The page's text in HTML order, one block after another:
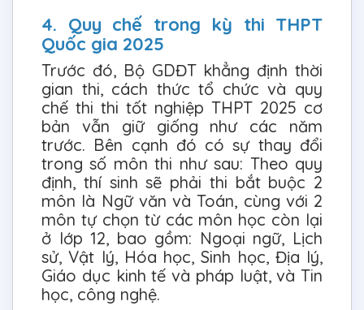
4. Quy chế trong kỳ thi THPT
Quốc gia 2025
Trước đó, Bộ GDĐT khẳng định thời
gian thi, cách thức tổ chức và quy
chế thi thi tốt nghiệp THPT 2025 cơ
bản vẫn giữ giống như các năm
trước. Bên cạnh đó có sự thay đổi
trong số môn thi như sau: Theo quy
định, thí sinh sẽ phải thi bắt buộc 2
môn là Ngữ văn và Toán, cùng với 2
môn tự chọn từ các môn học còn lại
ở lớp 12, bao gồm: Ngoại ngữ, Lịch
sử, Vật lý, Hóa học, Sinh học, Địa lý,
Giáo dục kinh tế và pháp luật, và Tin
học, công nghệ.